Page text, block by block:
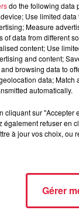
en
do the following data
Use limited
Measure
of data from different
content; Use
and content;
browsing data to
data;
automatically.
cliquant sur
également refuser en
à jour vos choix, ou
Gérer